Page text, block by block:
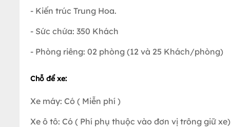
- Kiến trúc Trung Hoa.
- Sức chứa: 350 Khách
- Phòng riêng: 02 phòng (12 và 25 Khách/phòng)
Chỗ để xe:
Xe máy: Có ( Miễn phí )
Xe ô tô: Có ( Phí phụ thuộc vào đơn vị trông giữ xe)